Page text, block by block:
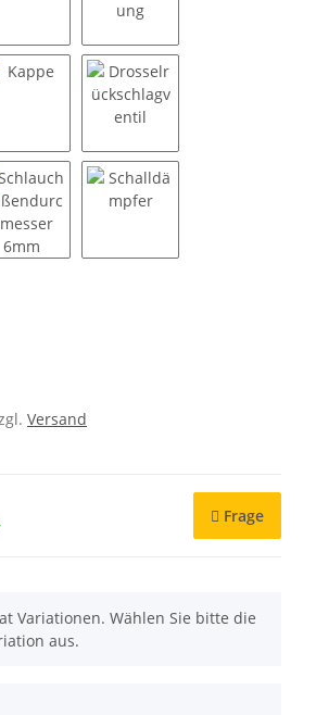
Verteiler 3-fachSchott Verschraubung
Kappe Drosselrückschlagventil
Versand
Frage
Variationen. Wählen Sie bitte die
aus.